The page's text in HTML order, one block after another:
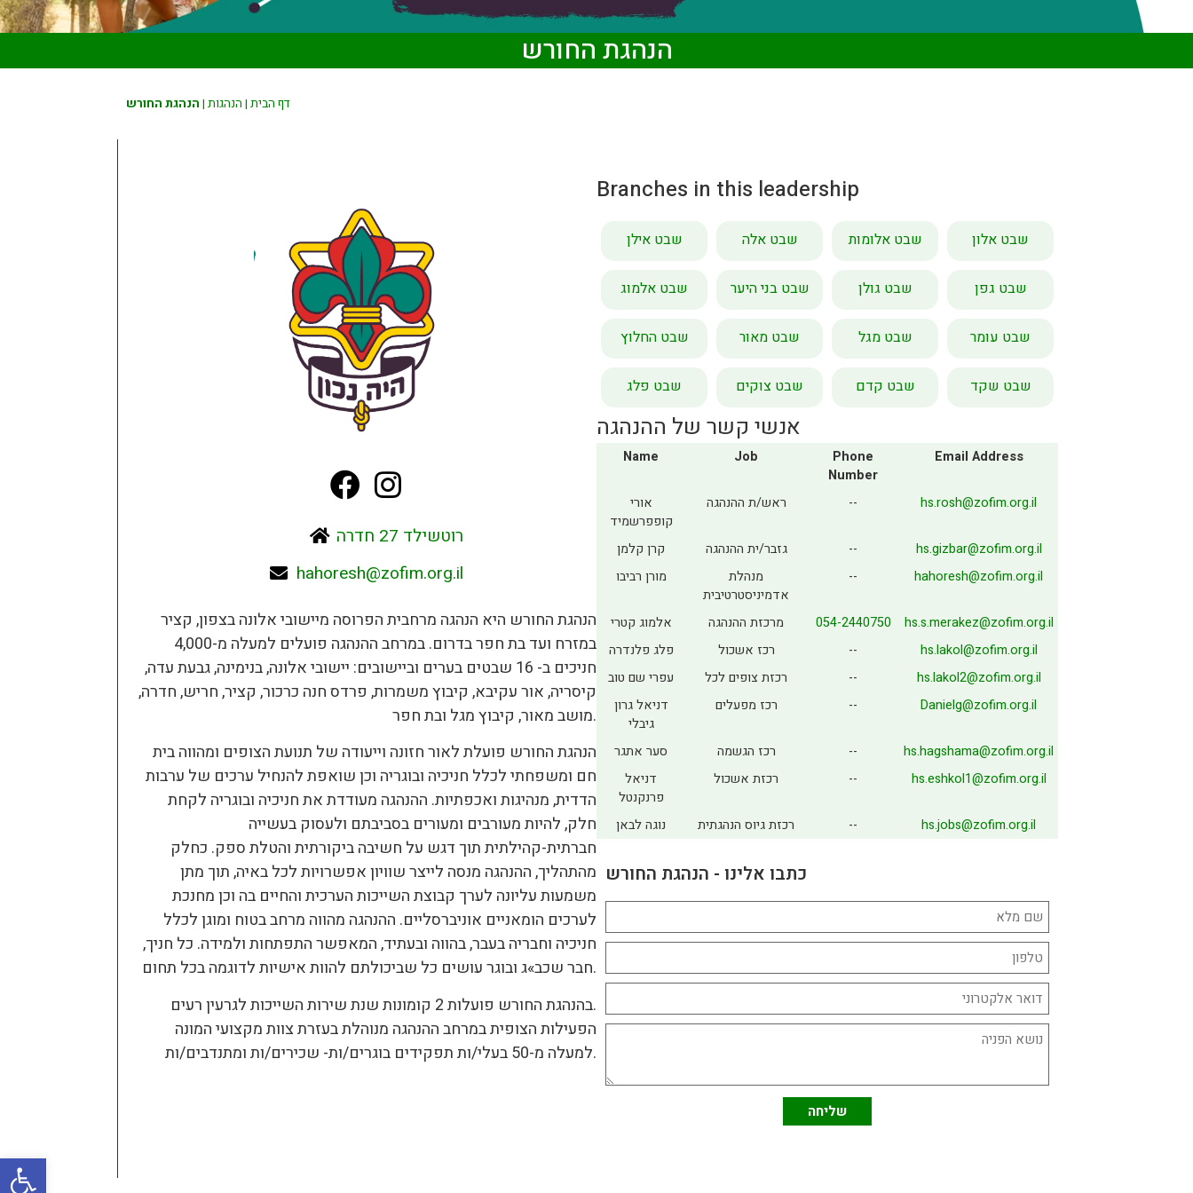
Открыть панель инструментов
הנהגת החורש
דף הבית | הנהגות | הנהגת החורש
רוטשילד 27 חדרה
hahoresh@zofim.org.il
הנהגת החורש היא הנהגה מרחבית הפרוסה מיישובי אלונה בצפון, קציר
במזרח ועד בת חפר בדרום. במרחב ההנהגה פועלים למעלה מ-4,000
חניכים ב- 16 שבטים בערים וביישובים: יישובי אלונה, בנימינה, גבעת עדה,
קיסריה, אור עקיבא, קיבוץ משמרות, פרדס חנה כרכור, קציר, חריש, חדרה,
מושב מאור, קיבוץ מגל ובת חפר.
הנהגת החורש פועלת לאור חזונה וייעודה של תנועת הצופים ומהווה בית
חם ומשפחתי לכלל חניכיה ובוגריה וכן שואפת להנחיל ערכים של ערבות
הדדית, מנהיגות ואכפתיות. ההנהגה מעודדת את חניכיה ובוגריה לקחת
חלק, להיות מעורבים ומעורים בסביבתם ולעסוק בעשייה
חברתית-קהילתית תוך דגש על חשיבה ביקורתית והטלת ספק. כחלק
מהתהליך, ההנהגה מנסה לייצר שוויון אפשרויות לכל באיה, תוך מתן
משמעות עליונה לערך קבוצת השייכות הערכית והחיים בה וכן מחנכת
לערכים הומאניים אוניברסליים. ההנהגה מהווה מרחב בטוח ומוגן לכלל
חניכיה וחבריה בעבר, בהווה ובעתיד, המאפשר התפתחות ולמידה. כל חניך,
חבר שכב»ג ובוגר עושים כל שביכולתם להוות אישיות לדוגמה בכל תחום.
בהנהגת החורש פועלות 2 קומונות שנת שירות השייכות לגרעין רעים.
הפעילות הצופית במרחב ההנהגה מנוהלת בעזרת צוות מקצועי המונה
למעלה מ-50 בעלי/ות תפקידים בוגרים/ות- שכירים/ות ומתנדבים/ות.
Branches in this leadership
שבט אילן שבט אלה שבט אלומות שבט אלון
שבט אלמוג שבט בני היער שבט גולן שבט גפן
שבט החלוץ שבט מאור שבט מגל שבט עומר
שבט פלג שבט צוקים שבט קדם שבט שקד
אנשי קשר של ההנהגה
Name Job
Phone
Number
Email Address
אורי
קופפרשמיד
ראש/ת ההנהגה -- hs.rosh@zofim.org.il
קרן קלמן גזבר/ית ההנהגה --
hs.gizbar@zofim.org.il
מורן רביבו
מנהלת
אדמיניסטרטיבית
-- hahoresh@zofim.org.il
אלמוג קטרי מרכזת ההנהגה 054-2440750
hs.s.merakez@zofim.org.il
פלג פלנדרה
רכז אשכול --
hs.lakol@zofim.org.il
עפרי שם טוב
רכזת צופים לכל --
hs.lakol2@zofim.org.il
דניאל גרון
גיבלי
רכז מפעלים -- Danielg@zofim.org.il
סער אתגר רכז הגשמה --
hs.hagshama@zofim.org.il
דניאל
פרנקנטל
רכזת אשכול -- hs.eshkol1@zofim.org.il
נוגה לבאן רכזת גיוס הנהגתית -- hs.jobs@zofim.org.il
כתבו אלינו - הנהגת החורש